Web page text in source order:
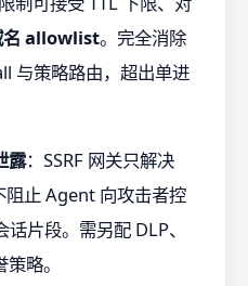
名 allowlist。完全消除
与策略路由，超出单进
露：SSRF 网关只解决
阻止 Agent 向攻击者控
片段。需另配 DLP、
略。